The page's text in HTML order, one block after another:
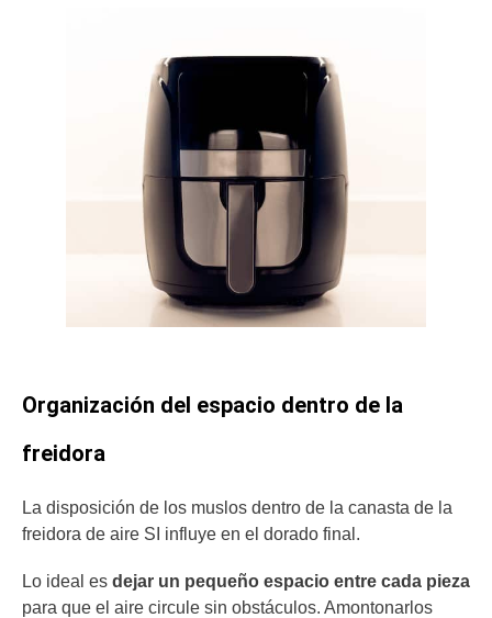
Organización del espacio dentro de la
freidora
La disposición de los muslos dentro de la canasta de la
freidora de aire SI influye en el dorado final.
Lo ideal es dejar un pequeño espacio entre cada pieza
para que el aire circule sin obstáculos. Amontonarlos